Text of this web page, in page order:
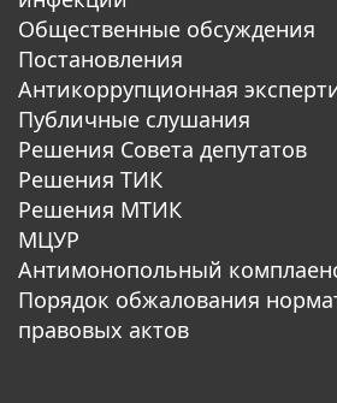
Общественные обсуждения
Постановления
Антикоррупционная
Публичные слушания
Решения Совета депутатов
Решения ТИК
Решения МТИК
МЦУР
Антимонопольный
Порядок обжалования
правовых актов